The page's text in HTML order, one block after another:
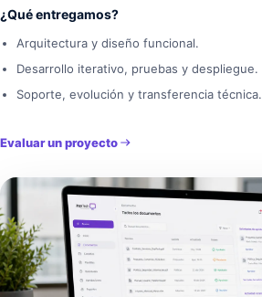
¿Qué entregamos?
Arquitectura y diseño funcional.
Desarrollo iterativo, pruebas y despliegue.
Soporte, evolución y transferencia técnica.
Evaluar un proyecto